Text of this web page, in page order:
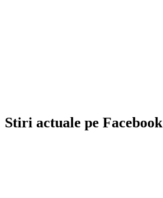
Stiri actuale pe Facebook